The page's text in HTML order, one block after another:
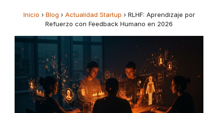
Inicio › Blog › Actualidad Startup › RLHF: Aprendizaje por
Refuerzo con Feedback Humano en 2026